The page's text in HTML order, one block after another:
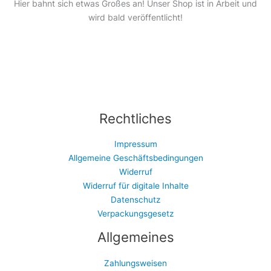
Hier bahnt sich etwas Großes an! Unser Shop ist in Arbeit und
wird bald veröffentlicht!
Rechtliches
Impressum
Allgemeine Geschäftsbedingungen
Widerruf
Widerruf für digitale Inhalte
Datenschutz
Verpackungsgesetz
Allgemeines
Zahlungsweisen